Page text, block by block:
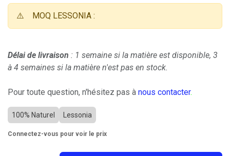
⚠️ MOQ LESSONIA :
Délai de livraison : 1 semaine si la matière est disponible, 3
à 4 semaines si la matière n'est pas en stock.
Pour toute question, n'hésitez pas à nous contacter.
100% Naturel Lessonia
Connectez-vous pour voir le prix